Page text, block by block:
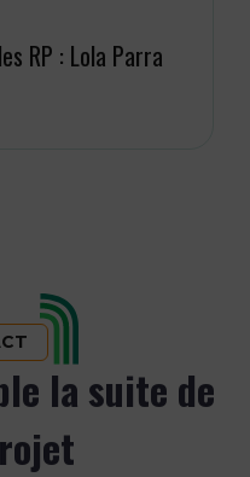
RP : Lola Parra
la suite de